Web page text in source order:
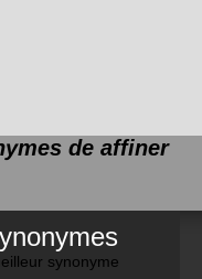
de affiner
synonyme